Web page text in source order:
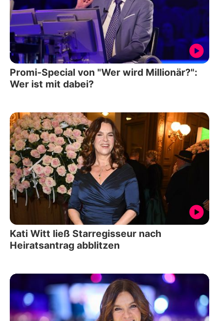
Promi-Special von "Wer wird Millionär?":
Wer ist mit dabei?
Kati Witt ließ Starregisseur nach
Heiratsantrag abblitzen